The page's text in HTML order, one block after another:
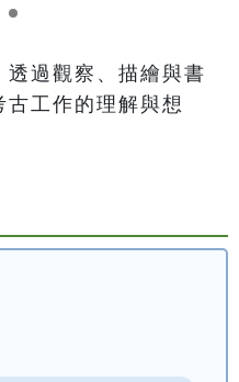
過觀察、描繪與書
工作的理解與想